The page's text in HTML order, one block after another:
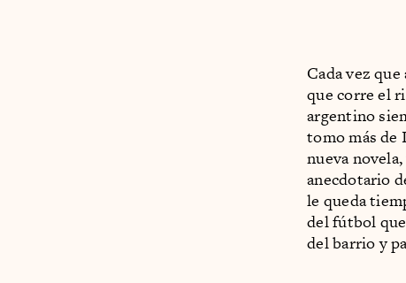
Cada vez
que corre el
argentino
tomo más de
nueva
anecdotario
le queda
del fútbol
del barrio y